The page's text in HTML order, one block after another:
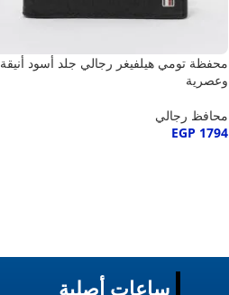
محفظة تومي هيلفيغر رجالي جلد أسود أنيقة
وعصرية
محافظ رجالي
EGP 1794
ساعات أصلية